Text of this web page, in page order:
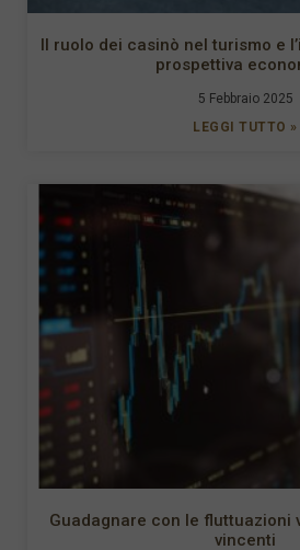
Il ruolo dei casinò nel turismo e
prospettiva
5 Febbraio 2025
LEGGI TUTTO »
Guadagnare con le fluttuazioni
vincenti